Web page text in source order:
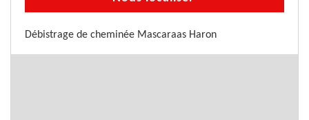
Débistrage de cheminée Mascaraas Haron